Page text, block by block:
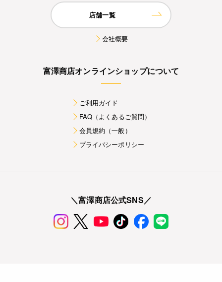
店舗一覧
会社概要
富澤商店オンラインショップについて
ご利用ガイド
FAQ（よくあるご質問）
会員規約（一般）
プライバシーポリシー
＼富澤商店公式SNS／